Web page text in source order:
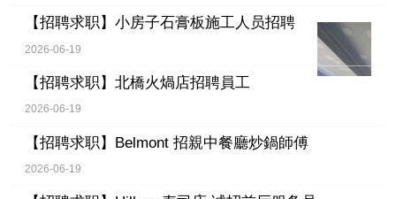
【招聘求职】 小房子石膏板施工人员招聘
2026-06-19
【招聘求职】 北橋火煱店招聘員工
2026-06-19
【招聘求职】 Belmont 招親中餐廳炒鍋師傅
2026-06-19